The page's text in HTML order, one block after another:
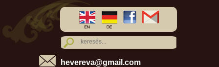
hevereva@gmail.com